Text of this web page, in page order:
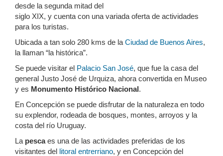
desde la segunda mitad del
siglo XIX, y cuenta con una variada oferta de actividades
para los turistas.
Ubicada a tan solo 280 kms de la Ciudad de Buenos Aires,
la llaman “la histórica”.
Se puede visitar el Palacio San José, que fue la casa del
general Justo José de Urquiza, ahora convertida en Museo
y es Monumento Histórico Nacional.
En Concepción se puede disfrutar de la naturaleza en todo
su explendor, rodeada de bosques, montes, arroyos y la
costa del río Uruguay.
La pescaes una de las actividades preferidas de los
visitantes del litoral entrerriano, y en Concepción del